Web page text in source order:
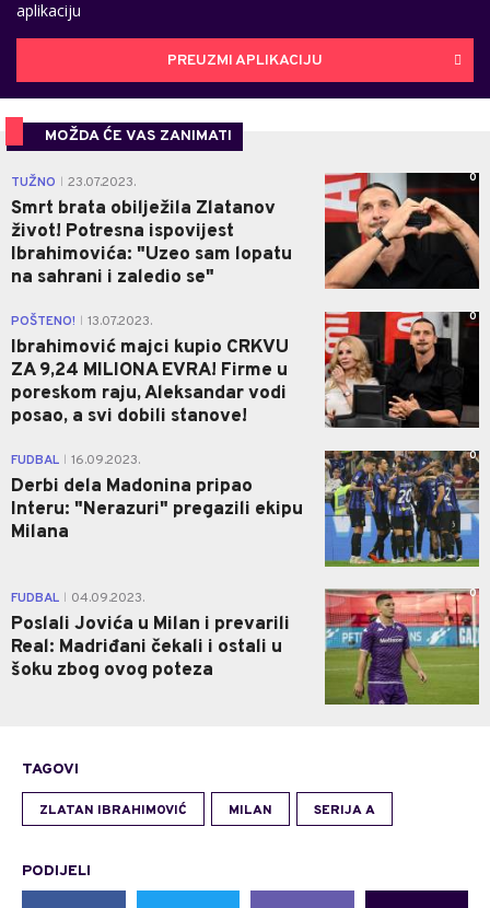
aplikaciju
PREUZMI APLIKACIJU
MOŽDA ĆE VAS ZANIMATI
TUŽNO 23.07.2023.
Smrt brata obilježila Zlatanov
život! Potresna ispovijest
Ibrahimovića: "Uzeo sam lopatu
na sahrani i zaledio se"
0
POŠTENO! 13.07.2023.
Ibrahimović majci kupio CRKVU
ZA 9,24 MILIONA EVRA! Firme u
poreskom raju, Aleksandar vodi
posao, a svi dobili stanove!
0
FUDBAL 16.09.2023.
Derbi dela Madonina pripao
Interu: "Nerazuri" pregazili ekipu
Milana
0
FUDBAL 04.09.2023.
Poslali Jovića u Milan i prevarili
Real: Madriđani čekali i ostali u
šoku zbog ovog poteza
0
TAGOVI
ZLATAN IBRAHIMOVIĆ MILAN SERIJA A
PODIJELI